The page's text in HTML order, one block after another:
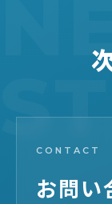
CONTACT
お問い